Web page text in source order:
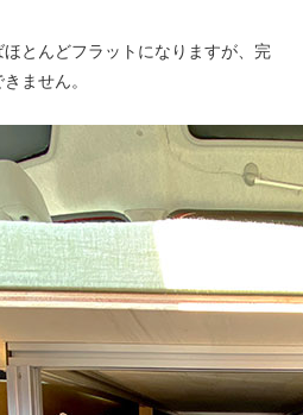
とんどフラットになりますが、完
ません。